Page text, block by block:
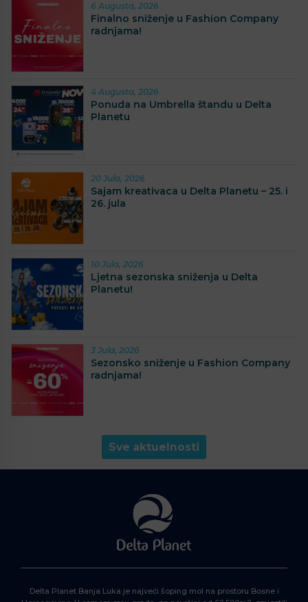
6 Augusta, 2026
Finalno sniženje u Fashion Company
radnjama!
4 Augusta, 2026
Ponuda na Umbrella štandu u Delta
Planetu
20 Jula, 2026
Sajam kreativaca u Delta Planetu – 25. i
26. jula
10 Jula, 2026
Ljetna sezonska sniženja u Delta
Planetu!
3 Jula, 2026
Sezonsko sniženje u Fashion Company
radnjama!
Sve aktuelnosti
Delta Planet Banja Luka je najveći šoping mol na prostoru Bosne i